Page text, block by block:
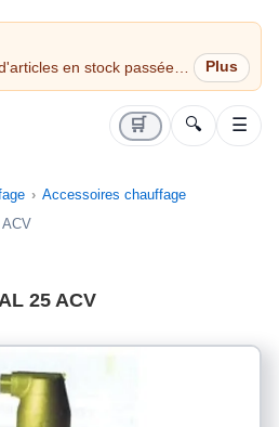
en stock passées
le jour même (jours
🛒 🔍 ☰
Accessoires chauffage
25 ACV